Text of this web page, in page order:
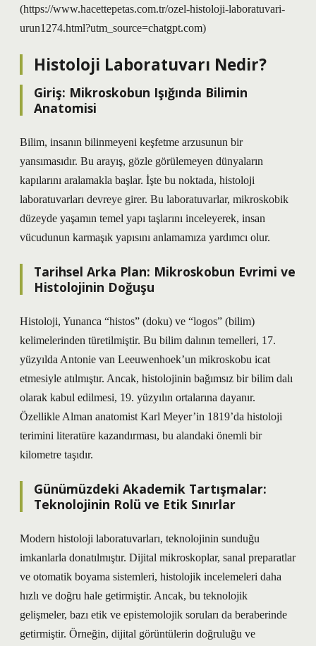
(https://www.hacettepetas.com.tr/ozel-histoloji-laboratuvari-
urun1274.html?utm_source=chatgpt.com)
Histoloji Laboratuvarı Nedir?
Giriş: Mikroskobun Işığında Bilimin
Anatomisi
Bilim, insanın bilinmeyeni keşfetme arzusunun bir
yansımasıdır. Bu arayış, gözle görülemeyen dünyaların
kapılarını aralamakla başlar. İşte bu noktada, histoloji
laboratuvarları devreye girer. Bu laboratuvarlar, mikroskobik
düzeyde yaşamın temel yapı taşlarını inceleyerek, insan
vücudunun karmaşık yapısını anlamamıza yardımcı olur.
Tarihsel Arka Plan: Mikroskobun Evrimi ve
Histolojinin Doğuşu
Histoloji, Yunanca “histos” (doku) ve “logos” (bilim)
kelimelerinden türetilmiştir. Bu bilim dalının temelleri, 17.
yüzyılda Antonie van Leeuwenhoek’un mikroskobu icat
etmesiyle atılmıştır. Ancak, histolojinin bağımsız bir bilim dalı
olarak kabul edilmesi, 19. yüzyılın ortalarına dayanır.
Özellikle Alman anatomist Karl Meyer’in 1819’da histoloji
terimini literatüre kazandırması, bu alandaki önemli bir
kilometre taşıdır.
Günümüzdeki Akademik Tartışmalar:
Teknolojinin Rolü ve Etik Sınırlar
Modern histoloji laboratuvarları, teknolojinin sunduğu
imkanlarla donatılmıştır. Dijital mikroskoplar, sanal preparatlar
ve otomatik boyama sistemleri, histolojik incelemeleri daha
hızlı ve doğru hale getirmiştir. Ancak, bu teknolojik
gelişmeler, bazı etik ve epistemolojik soruları da beraberinde
getirmiştir. Örneğin, dijital görüntülerin doğruluğu ve